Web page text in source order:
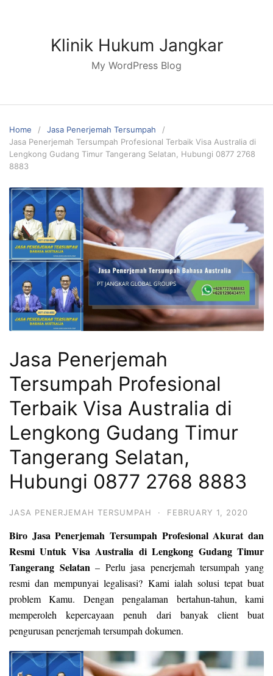
Klinik Hukum Jangkar
My WordPress Blog
Home
Jasa Penerjemah Tersumpah
Jasa Penerjemah Tersumpah Profesional Terbaik Visa Australia di
Lengkong Gudang Timur Tangerang Selatan, Hubungi 0877 2768
8883
Jasa Penerjemah
Tersumpah Profesional
Terbaik Visa Australia di
Lengkong Gudang Timur
Tangerang Selatan,
Hubungi 0877 2768 8883
JASA PENERJEMAH TERSUMPAH · FEBRUARY 1, 2020
Biro Jasa Penerjemah Tersumpah Profesional Akurat dan
Resmi Untuk Visa Australia di Lengkong Gudang Timur
Tangerang Selatan – Perlu jasa penerjemah tersumpah yang
resmi dan mempunyai legalisasi? Kami ialah solusi tepat buat
problem Kamu. Dengan pengalaman bertahun-tahun, kami
memperoleh kepercayaan penuh dari banyak client buat
pengurusan penerjemah tersumpah dokumen.